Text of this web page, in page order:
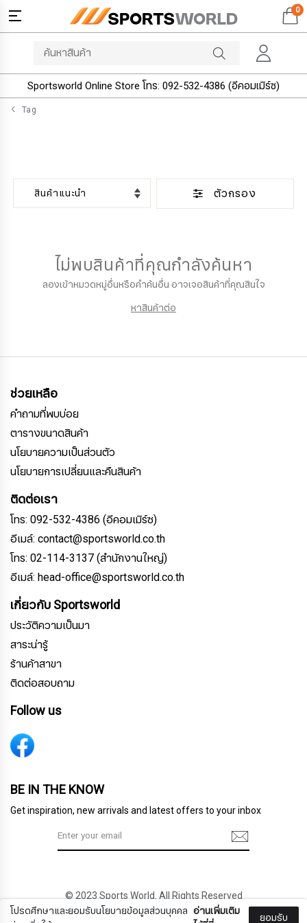
0
Sportsworld Online Store โทร: 092-532-4386 (อีคอมเมิร์ซ)
โปรดศึกษาและยอมรับนโยบายข้อมูลส่วนบุคคล อ่านเพิ่มเติม
ยอมรับ
Tag
ตัวกรอง
ไม่พบสินค้าที่คุณกำลังค้นหา
ลองเข้าหมวดหมู่อื่นหรือคำค้นอื่น อาจเจอสินค้าที่คุณสินใจ
หาสินค้าต่อ
ช่วยเหลือ
คำถามที่พบบ่อย
ตารางขนาดสินค้า
นโยบายความเป็นส่วนตัว
นโยบายการเปลี่ยนและคืนสินค้า
ติดต่อเรา
โทร: 092-532-4386 (อีคอมเมิร์ซ)
อีเมล์: contact@sportsworld.co.th
โทร: 02-114-3137 (สำนักงานใหญ่)
อีเมล์: head-office@sportsworld.co.th
เกี่ยวกับ Sportsworld
ประวัติความเป็นมา
สาระน่ารู้
ร้านค้าสาขา
ติดต่อสอบถาม
Follow us
BE IN THE KNOW
Get inspiration, new arrivals and latest offers to your inbox
© 2023 Sports World. All Rights Reserved
สมัครรับจดหมายข่าว
นามสกุล